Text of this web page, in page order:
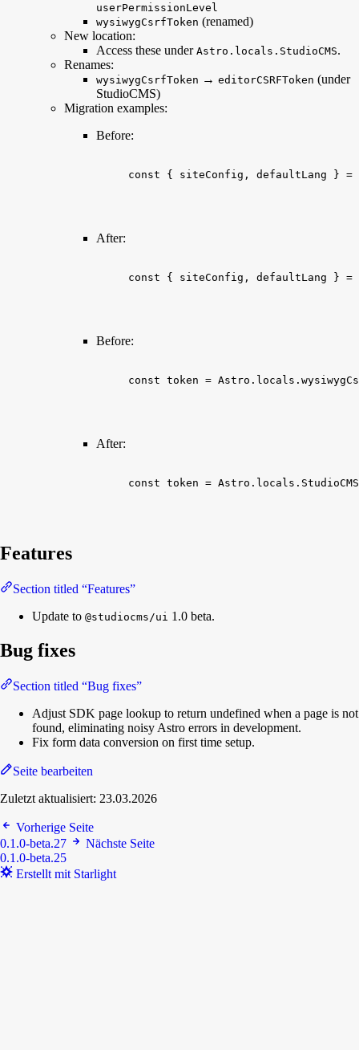
userPermissionLevel
wysiwygCsrfToken (renamed)
New location:
Access these under Astro.locals.StudioCMS.
Renames:
wysiwygCsrfToken → editorCSRFToken (under
StudioCMS)
Migration examples:
Before:
const { siteConfig , defaultLang } =
After:
const { siteConfig , defaultLang } =
Before:
const token = Astro . locals .
After:
const token = Astro . locals . StudioCMS
Features
Section titled “Features”
Update to @studiocms/ui 1.0 beta.
Bug fixes
Section titled “Bug fixes”
Adjust SDK page lookup to return undefined when a page is not
found, eliminating noisy Astro errors in development.
Fix form data conversion on first time setup.
Seite bearbeiten
Zuletzt aktualisiert: 23.03.2026
Vorherige Seite
0.1.0-beta.27
Nächste Seite
0.1.0-beta.25
Erstellt mit Starlight